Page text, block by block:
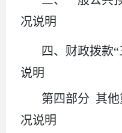
况说明
四、财政拨款
说明
第四部分 其
况说明